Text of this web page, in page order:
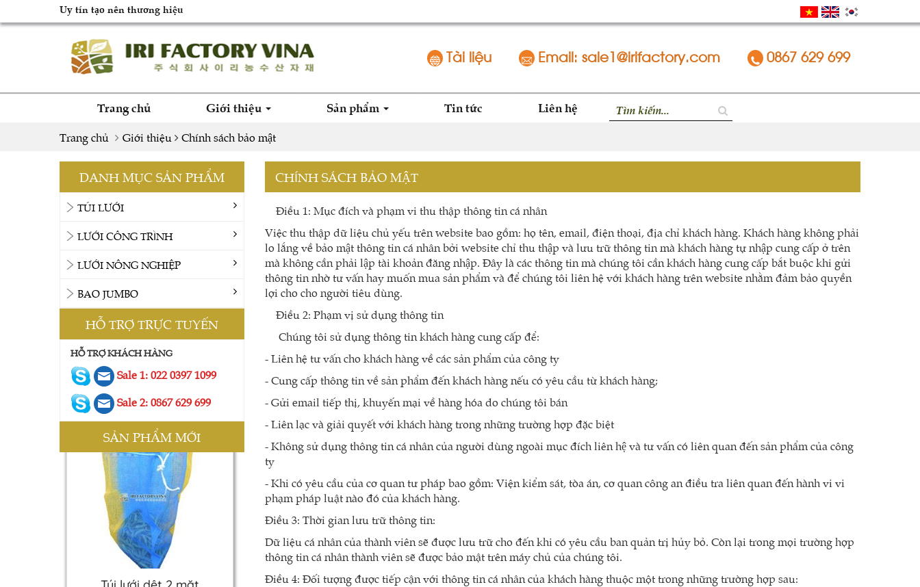
Uy tín tạo nên thương hiệu
Tài liệu Email: sale1@irifactory.com 0867 629 699
Trang chủ Giới thiệu Sản phẩm Tin tức Liên hệ
Trang chủ Giới thiệu Chính sách bảo mật
DANH MỤC SẢN PHẨM
TÚI LƯỚI
LƯỚI CÔNG TRÌNH
LƯỚI NÔNG NGHIỆP
BAO JUMBO
HỖ TRỢ TRỰC TUYẾN
HỖ TRỢ KHÁCH HÀNG
Sale 1: 022 0397 1099
Sale 2: 0867 629 699
SẢN PHẨM MỚI
Lưới ngăn động vật
Liên hệ
CHÍNH SÁCH BẢO MẬT
Điều 1: Mục đích và phạm vi thu thập thông tin cá nhân
Việc thu thập dữ liệu chủ yếu trên website bao gồm: họ tên, email, điện thoại, địa chỉ khách hàng. Khách hàng không phải
lo lắng về bảo mật thông tin cá nhân bởi website chỉ thu thập và lưu trữ thông tin mà khách hàng tự nhập cung cấp ở trên
mà không cần phải lập tài khoản đăng nhập. Đây là các thông tin mà chúng tôi cần khách hàng cung cấp bắt buộc khi gửi
thông tin nhờ tư vấn hay muốn mua sản phẩm và để chúng tôi liên hệ với khách hàng trên website nhằm đảm bảo quyền
lợi cho cho người tiêu dùng.
Điều 2: Phạm vị sử dụng thông tin
Chúng tôi sử dụng thông tin khách hàng cung cấp để:
- Liên hệ tư vấn cho khách hàng về các sản phẩm của công ty
- Cung cấp thông tin về sản phẩm đến khách hàng nếu có yêu cầu từ khách hàng;
- Gửi email tiếp thị, khuyến mại về hàng hóa do chúng tôi bán
- Liên lạc và giải quyết với khách hàng trong những trường hợp đặc biệt
- Không sử dụng thông tin cá nhân của người dùng ngoài mục đích liên hệ và tư vấn có liên quan đến sản phẩm của công
ty
- Khi có yêu cầu của cơ quan tư pháp bao gồm: Viện kiểm sát, tòa án, cơ quan công an điều tra liên quan đến hành vi vi
phạm pháp luật nào đó của khách hàng.
Điều 3: Thời gian lưu trữ thông tin:
Dữ liệu cá nhân của thành viên sẽ được lưu trữ cho đến khi có yêu cầu ban quản trị hủy bỏ. Còn lại trong mọi trường hợp
thông tin cá nhân thành viên sẽ được bảo mật trên máy chủ của chúng tôi.
Điều 4: Đối tượng được tiếp cận với thông tin cá nhân của khách hàng thuộc một trong những trường hợp sau: